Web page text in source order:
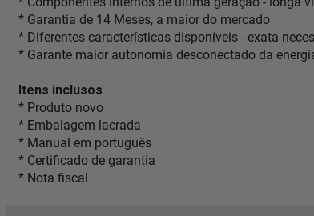
* Garantia de 14 Meses, a maior do mercado
* Diferentes características disponíveis - exata
* Garante maior autonomia desconectado da
Itens inclusos
* Produto novo
* Embalagem lacrada
* Manual em português
* Certificado de garantia
* Nota fiscal